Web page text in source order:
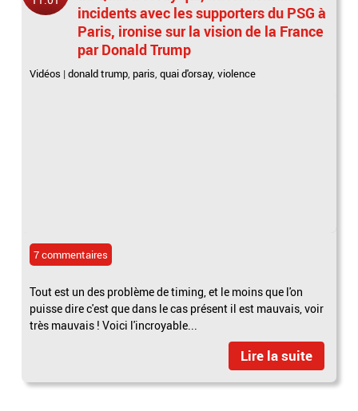
incidents avec les supporters du PSG à
Paris, ironise sur la vision de la France
par Donald Trump
Vidéos |donald trump, paris,quai d'orsay,violence
7 commentaires
Tout est un des problème de timing, et le moins que l'on
puisse dire c'est que dans le cas présent il est mauvais, voir
très mauvais ! Voici l'incroyable...
Lire la suite